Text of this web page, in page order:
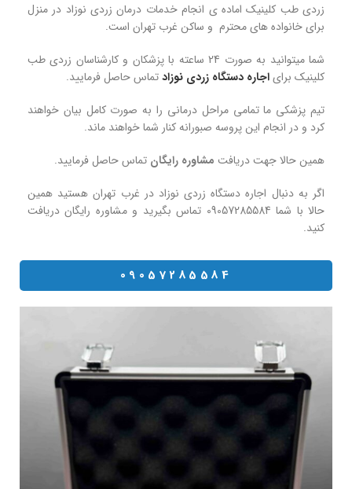
زردی طب کلینیک اماده ی انجام خدمات درمان زردی نوزاد در منزل
برای خانواده های محترم و ساکن غرب تهران است.
شما میتوانید به صورت 24 ساعته با پزشکان و کارشناسان زردی طب
کلینیک برایاجاره دستگاه زردی نوزادتماس حاصل فرمایید.
تیم پزشکی ما تمامی مراحل درمانی را به صورت کامل بیان خواهند
کرد و در انجام این پروسه صبورانه کنار شما خواهند ماند.
همین حالا جهت دریافت مشاوره رایگان تماس حاصل فرمایید.
اگر به دنبال اجاره دستگاه زردی نوزاد در غرب تهران هستید همین
حالا با شما 09057285584 تماس بگیرید و مشاوره رایگان دریافت
کنید.
09057285584